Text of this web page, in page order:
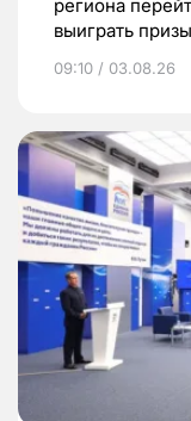
региона
выиграть призы
09:10 / 03.08.26